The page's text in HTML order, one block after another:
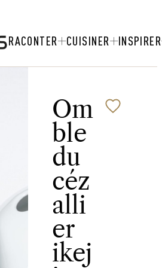
RACONTER CUISINER INSPIRER
Om
ble
du
céz
alli
er
ikej